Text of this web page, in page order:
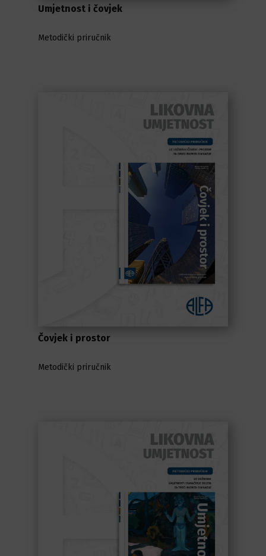
Umjetnost i čovjek
Metodički priručnik
Čovjek i prostor
Metodički priručnik